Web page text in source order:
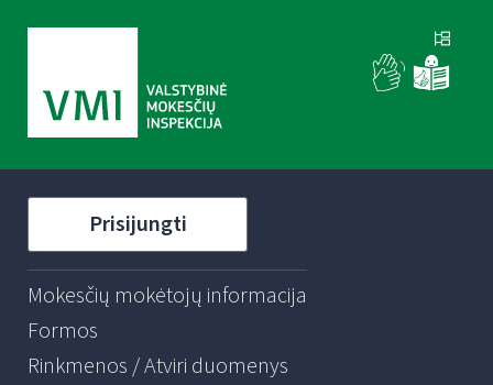
Prisijungti
Mokesčių mokėtojų informacija
Formos
Rinkmenos / Atviri duomenys